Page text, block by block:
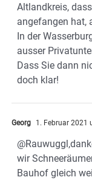
Altlandkreis,
angefangen hat,
In der
ausser
Dass Sie dann
doch klar!
Georg 1. Februar 2021
wir
Bauhof gleich